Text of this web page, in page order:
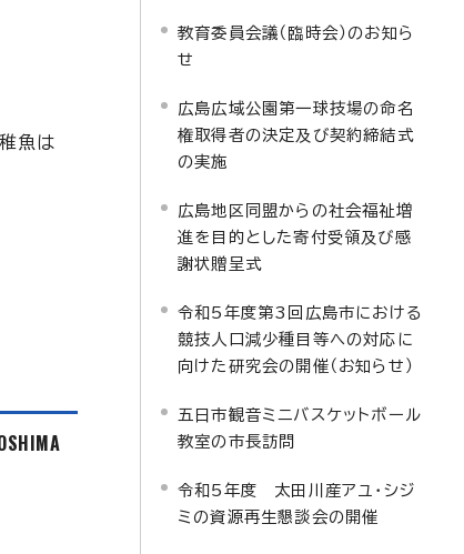
魚は
教育委員会議（臨時会）のお知ら
せ
広島広域公園第一球技場の命名
権取得者の決定及び契約締結式
の実施
広島地区同盟からの社会福祉増
進を目的とした寄付受領及び感
謝状贈呈式
令和5年度第3回広島市における
競技人口減少種目等への対応に
向けた研究会の開催（お知らせ）
五日市観音ミニバスケットボール
教室の市長訪問
令和5年度 太田川産アユ・シジ
ミの資源再生懇談会の開催